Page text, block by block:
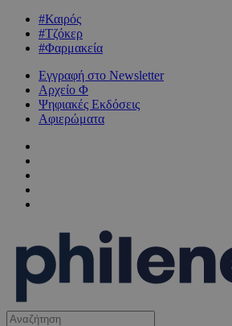
#Καιρός
#Τζόκερ
#Φαρμακεία
Εγγραφή στο Newsletter
Αρχείο Φ
Ψηφιακές Εκδόσεις
Αφιερώματα